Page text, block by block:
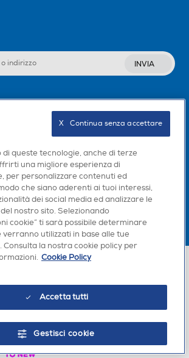
INVIA
app
legale Via Montefeltro, 6/a 20156 Milano
di queste tecnologie, anche di terze
una migliore esperienza di
per personalizzare contenuti ed
che siano aderenti ai tuoi interessi,
dei social media ed analizzare le
nostro sito. Selezionando
cookie” ti sarà possibile determinare
verranno utilizzati in base alle tue
Consulta la nostra cookie policy per
Cookie Policy
Accetta tutti
Gestisci cookie
X   Continua senza accettare